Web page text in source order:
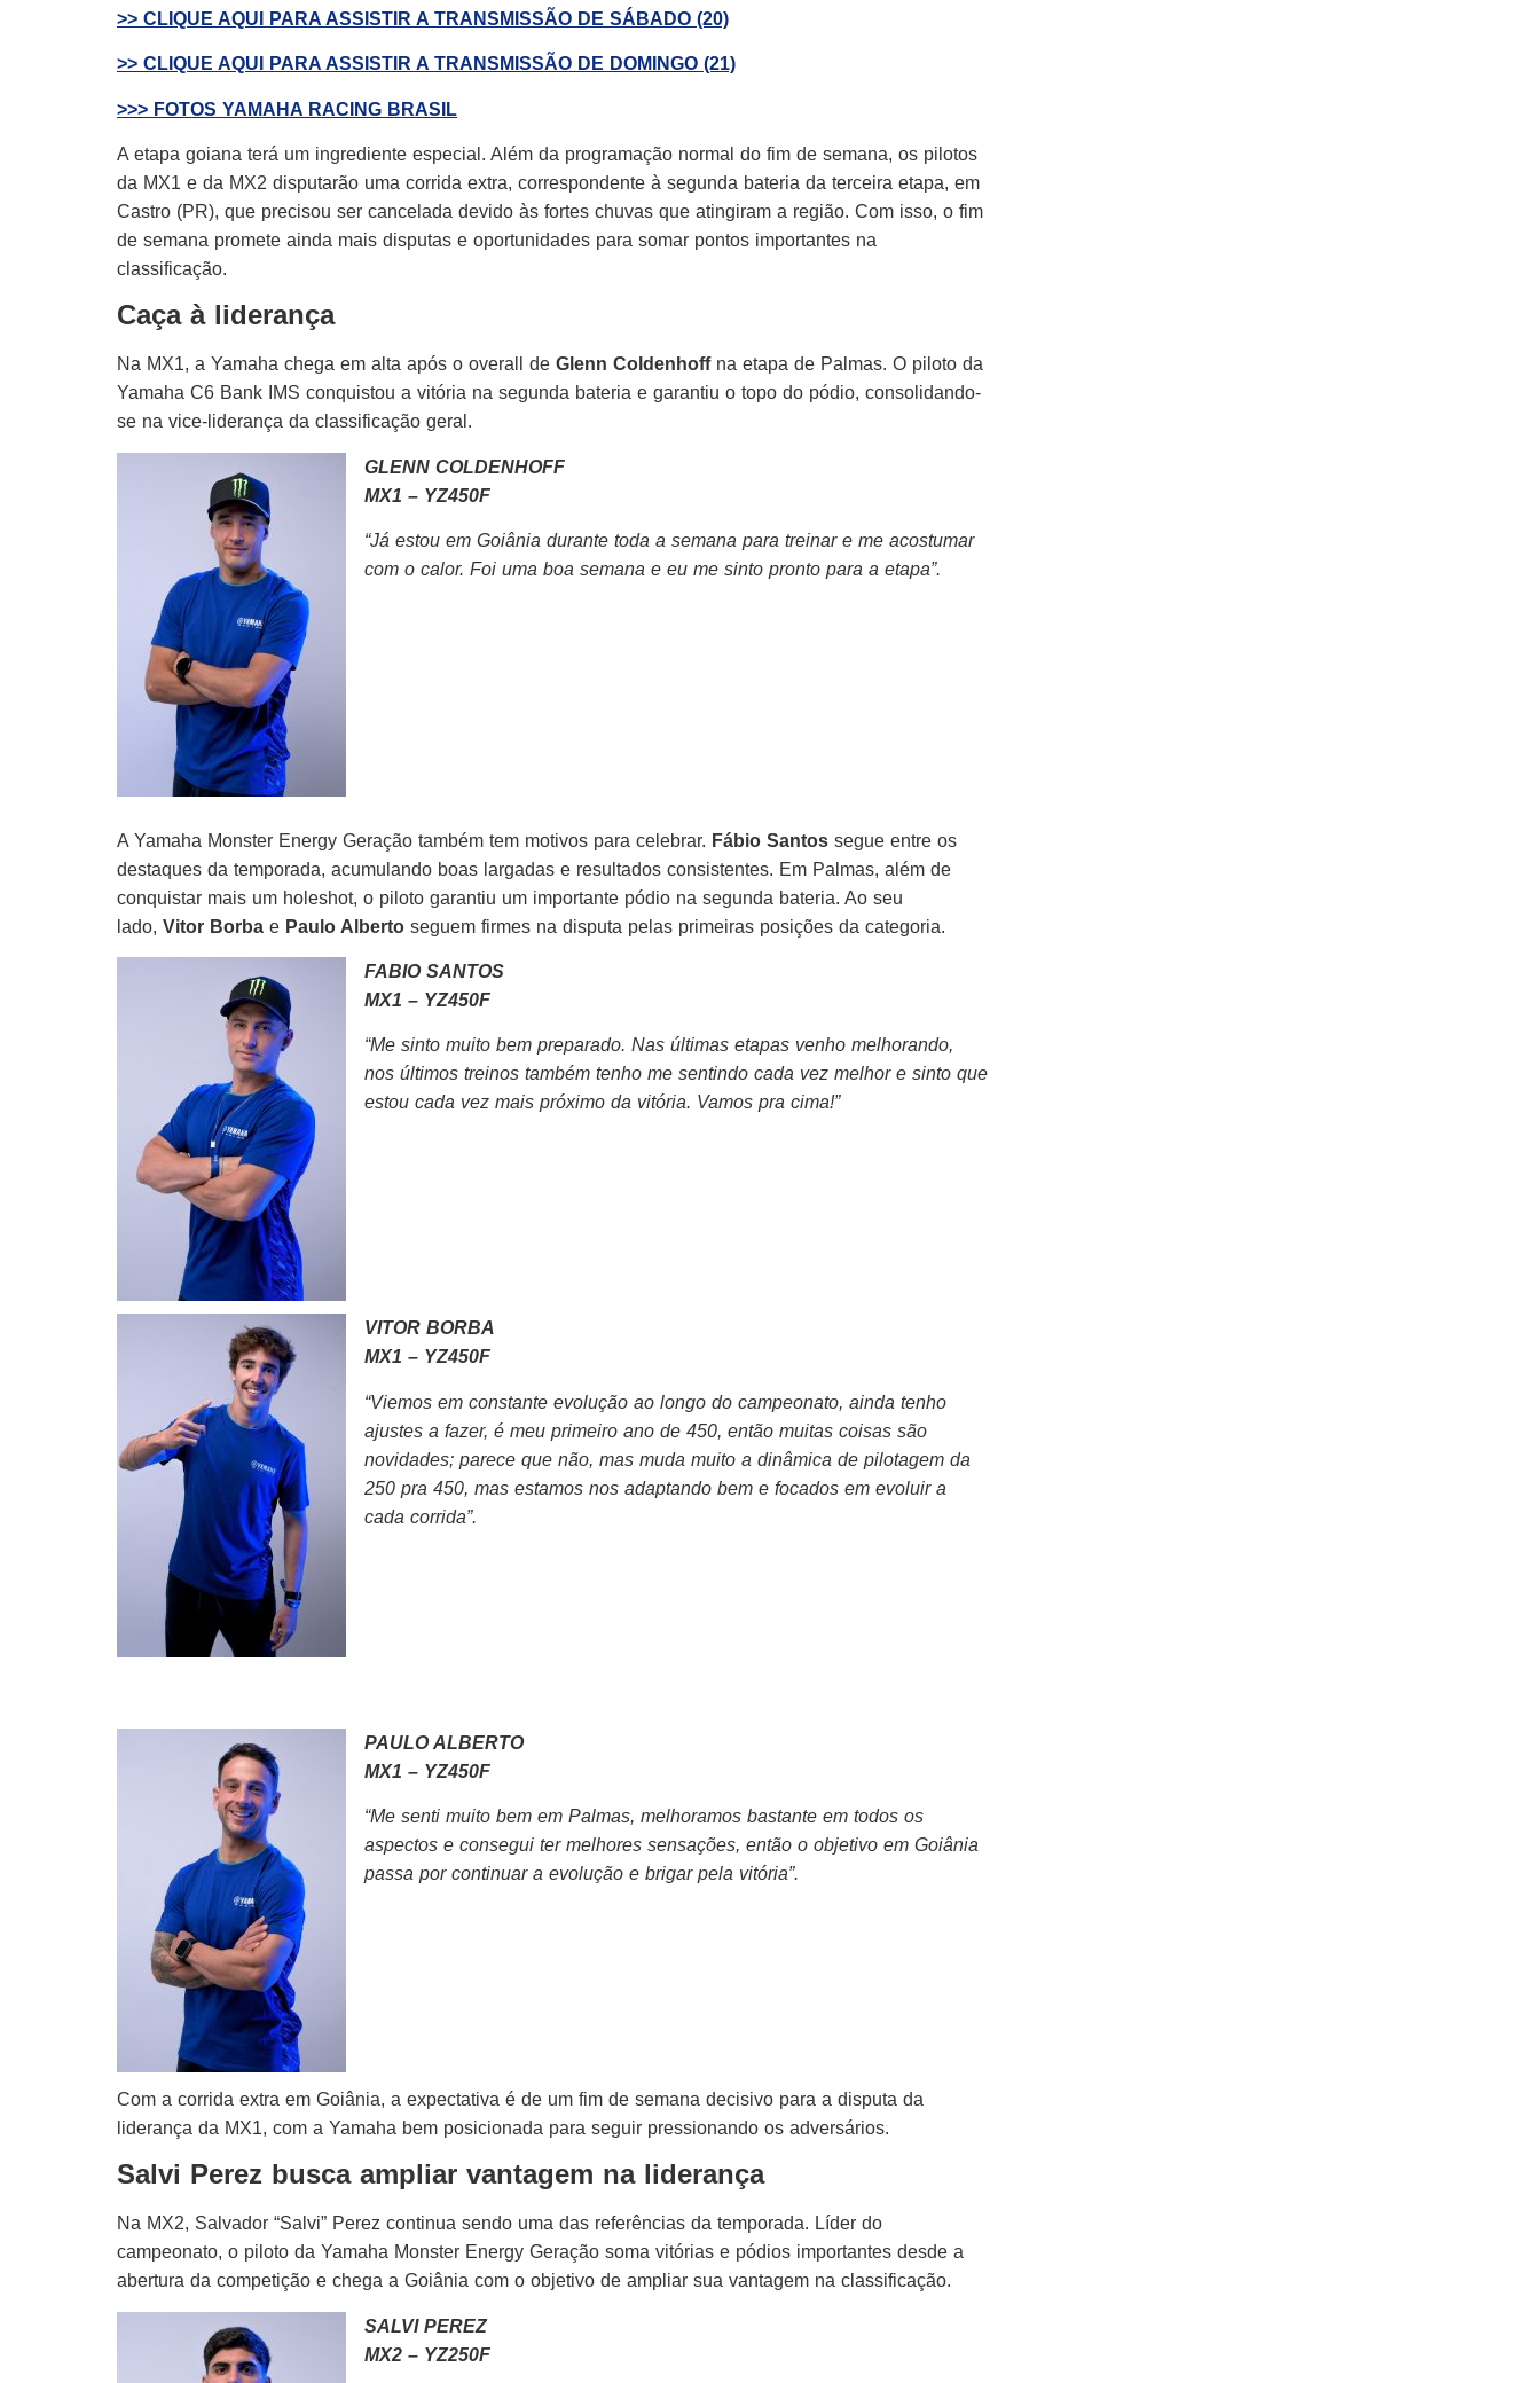
>> CLIQUE AQUI PARA ASSISTIR A TRANSMISSÃO DE SÁBADO (20)
>> CLIQUE AQUI PARA ASSISTIR A TRANSMISSÃO DE DOMINGO (21)
>>> FOTOS YAMAHA RACING BRASIL
A etapa goiana terá um ingrediente especial. Além da programação normal do fim de semana, os pilotos
da MX1 e da MX2 disputarão uma corrida extra, correspondente à segunda bateria da terceira etapa, em
Castro (PR), que precisou ser cancelada devido às fortes chuvas que atingiram a região. Com isso, o fim
de semana promete ainda mais disputas e oportunidades para somar pontos importantes na
classificação.
Caça à liderança
Na MX1, a Yamaha chega em alta após o overall de Glenn Coldenhoffna etapa de Palmas. O piloto da
Yamaha C6 Bank IMS conquistou a vitória na segunda bateria e garantiu o topo do pódio, consolidando-
se na vice-liderança da classificação geral.
GLENN COLDENHOFF
MX1 – YZ450F
“Já estou em Goiânia durante toda a semana para treinar e me acostumar
com o calor. Foi uma boa semana e eu me sinto pronto para a etapa”.
A Yamaha Monster Energy Geração também tem motivos para celebrar. Fábio Santos segue entre os
destaques da temporada, acumulando boas largadas e resultados consistentes. Em Palmas, além de
conquistar mais um holeshot, o piloto garantiu um importante pódio na segunda bateria. Ao seu
lado, Vitor Borba e Paulo Alberto seguem firmes na disputa pelas primeiras posições da categoria.
FABIO SANTOS
MX1 – YZ450F
“Me sinto muito bem preparado. Nas últimas etapas venho melhorando,
nos últimos treinos também tenho me sentindo cada vez melhor e sinto que
estou cada vez mais próximo da vitória. Vamos pra cima!”
VITOR BORBA
MX1 – YZ450F
“Viemos em constante evolução ao longo do campeonato, ainda tenho
ajustes a fazer, é meu primeiro ano de 450, então muitas coisas são
novidades; parece que não, mas muda muito a dinâmica de pilotagem da
250 pra 450, mas estamos nos adaptando bem e focados em evoluir a
cada corrida”.
PAULO ALBERTO
MX1 – YZ450F
“Me senti muito bem em Palmas, melhoramos bastante em todos os
aspectos e consegui ter melhores sensações, então o objetivo em Goiânia
passa por continuar a evolução e brigar pela vitória”.
Com a corrida extra em Goiânia, a expectativa é de um fim de semana decisivo para a disputa da
liderança da MX1, com a Yamaha bem posicionada para seguir pressionando os adversários.
Salvi Perez busca ampliar vantagem na liderança
Na MX2, Salvador “Salvi” Perez continua sendo uma das referências da temporada. Líder do
campeonato, o piloto da Yamaha Monster Energy Geração soma vitórias e pódios importantes desde a
abertura da competição e chega a Goiânia com o objetivo de ampliar sua vantagem na classificação.
SALVI PEREZ
MX2 – YZ250F